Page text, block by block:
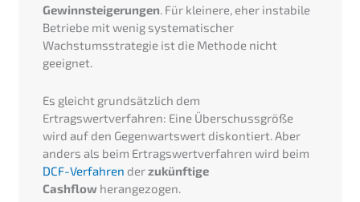
Gewinnsteigerungen. Für kleinere, eher instabile
Betriebe mit wenig systematischer
Wachstumsstrategie ist die Methode nicht
geeignet.
Es gleicht grundsätzlich dem
Ertragswertverfahren: Eine Überschussgröße
wird auf den Gegenwartswert diskontiert. Aber
anders als beim Ertragswertverfahren wird beim
DCF-Verfahren derzukünftige
Cashflowherangezogen.